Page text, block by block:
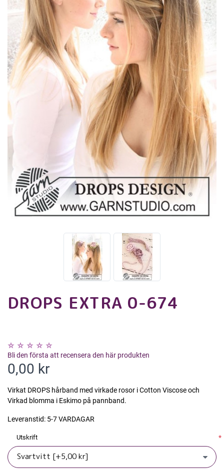
DROPS EXTRA 0-674
Bli den första att recensera den här produkten
0,00 kr
Virkat DROPS hårband med virkade rosor i Cotton Viscose och
Virkad blomma i Eskimo på pannband.
Leveranstid: 5-7 VARDAGAR
Utskrift *